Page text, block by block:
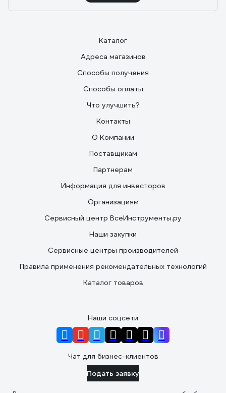
Каталог
Адреса магазинов
Способы получения
Способы оплаты
Что улучшить?
Контакты
О Компании
Поставщикам
Партнерам
Информация для инвесторов
Организациям
Сервисный центр ВсеИнструменты.ру
Наши закупки
Сервисные центры производителей
Правила применения рекомендательных технологий
Каталог товаров
Наши соцсети
Чат для бизнес-клиентов
Подать заявку